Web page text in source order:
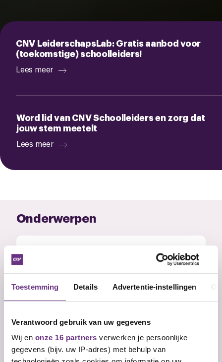
Toestemming Details Advertentie-instellingen
Verantwoord gebruik van uw gegevens
Wij en onze 16 partners verwerken je persoonlijke
gegevens (bijv. uw IP-adres) met behulp van
CNV LeiderschapsLab: Gratis aanbod voor
(toekomstige) schoolleiders!
Lees meer
Word lid van CNV Schoolleiders en zorg dat
jouw stem meetelt
Lees meer
Onderwerpen
Word lid van CNV Schoolleiders en zorg
Als leidinggevende sta je midden in het
onderwijs. Je draagt...
De Lerarenbeurs